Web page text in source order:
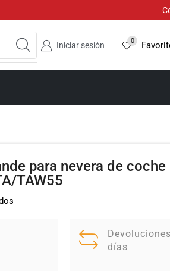
Iniciar sesión 0
para nevera de coche
TAW55
días